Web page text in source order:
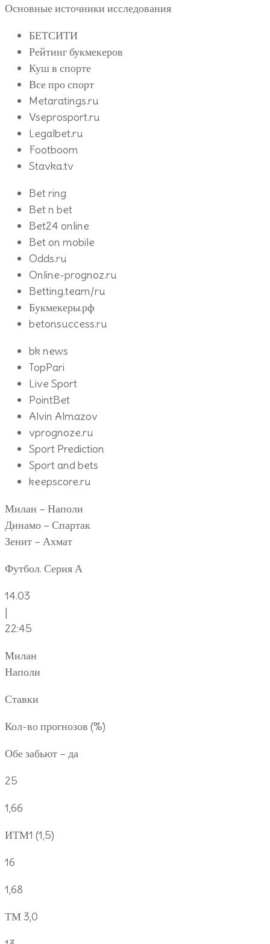
Основные источники исследования
БЕТСИТИ
Рейтинг букмекеров
Куш в спорте
Все про спорт
Metaratings.ru
Vseprosport.ru
Legalbet.ru
Footboom
Stavka.tv
Bet ring
Bet n bet
Bet24 online
Bet on mobile
Odds.ru
Online-prognoz.ru
Betting.team/ru
Букмекеры.рф
betonsuccess.ru
bk news
TopPari
Live Sport
PointBet
Alvin Almazov
vprognoze.ru
Sport Prediction
Sport and bets
keepscore.ru
Милан – Наполи
Динамо – Спартак
Зенит – Ахмат
Футбол. Серия А
14.03
|
22:45
Милан
Наполи
Ставки
Кол-во прогнозов (%)
Обе забьют – да
25
1,66
ИТМ1 (1,5)
16
1,68
ТМ 3,0